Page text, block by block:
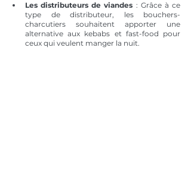
Les distributeurs de viandes : Grâce à ce
type de distributeur, les bouchers-
charcutiers souhaitent apporter une
alternative aux kebabs et fast-food pour
ceux qui veulent manger la nuit.